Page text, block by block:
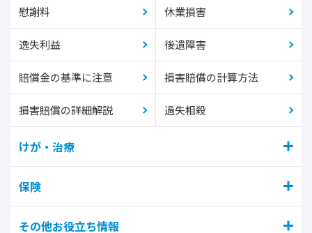
慰謝料 休業損害
逸失利益 後遺障害
賠償金の基準に注意 損害賠償の計算方法
損害賠償の詳細解説 過失相殺
けが・治療
保険
その他お役立ち情報